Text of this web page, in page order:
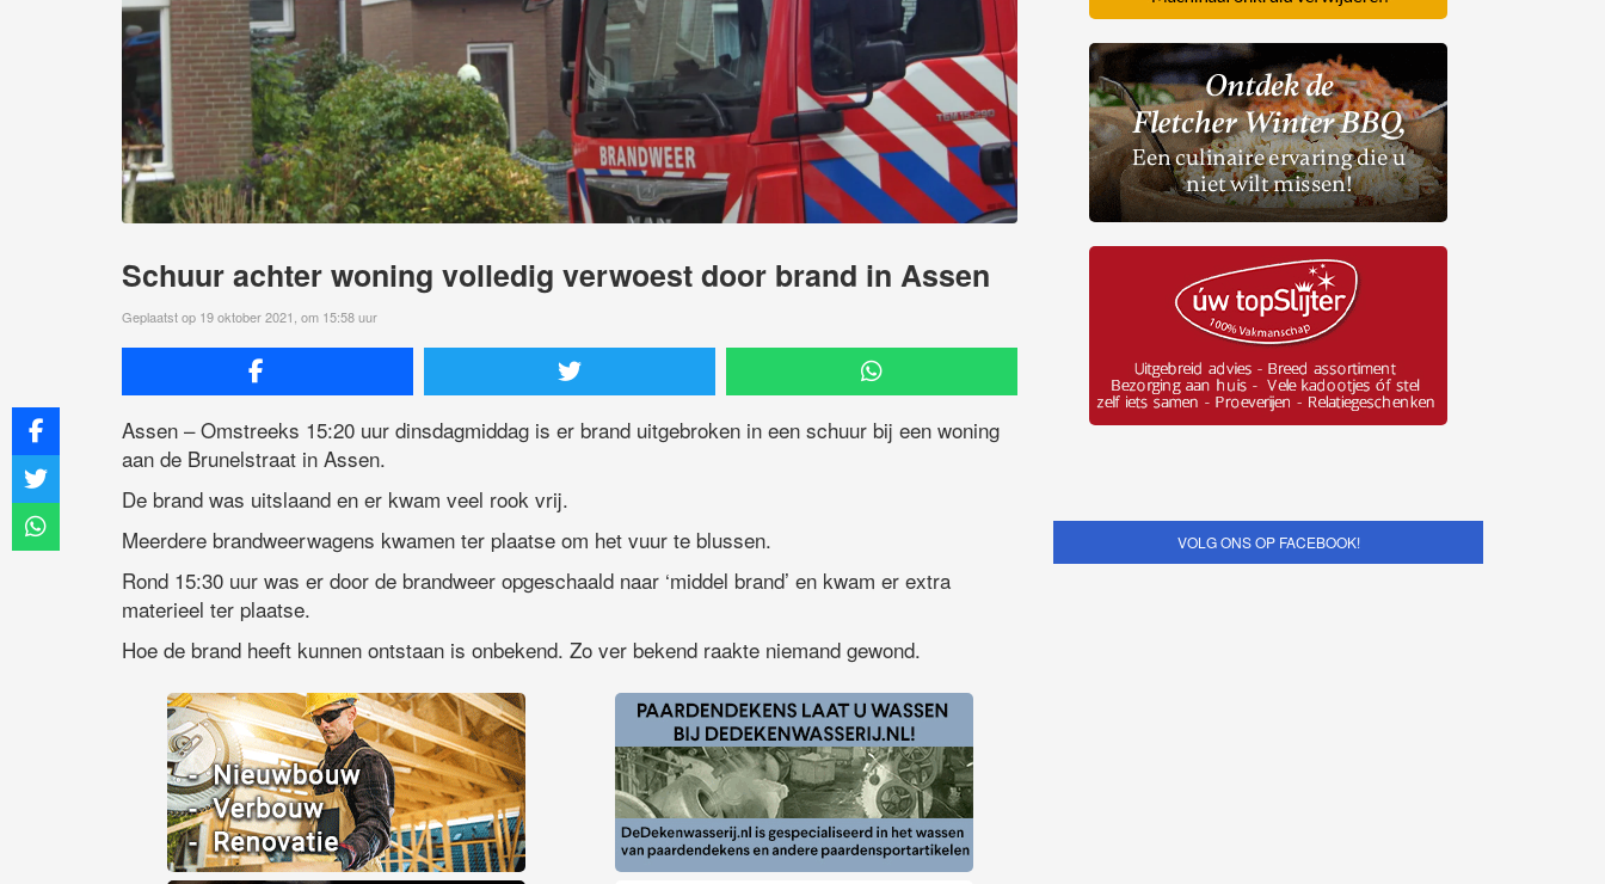
Schuur achter woning volledig verwoest door brand in Assen
Geplaatst op 19 oktober 2021, om 15:58 uur
Assen – Omstreeks 15:20 uur dinsdagmiddag is er brand uitgebroken in een schuur bij een woning
aan de Brunelstraat in Assen.
De brand was uitslaand en er kwam veel rook vrij.
Meerdere brandweerwagens kwamen ter plaatse om het vuur te blussen.
Rond 15:30 uur was er door de brandweer opgeschaald naar ‘middel brand’ en kwam er extra
materieel ter plaatse.
Hoe de brand heeft kunnen ontstaan is onbekend. Zo ver bekend raakte niemand gewond.
VOLG ONS OP FACEBOOK!